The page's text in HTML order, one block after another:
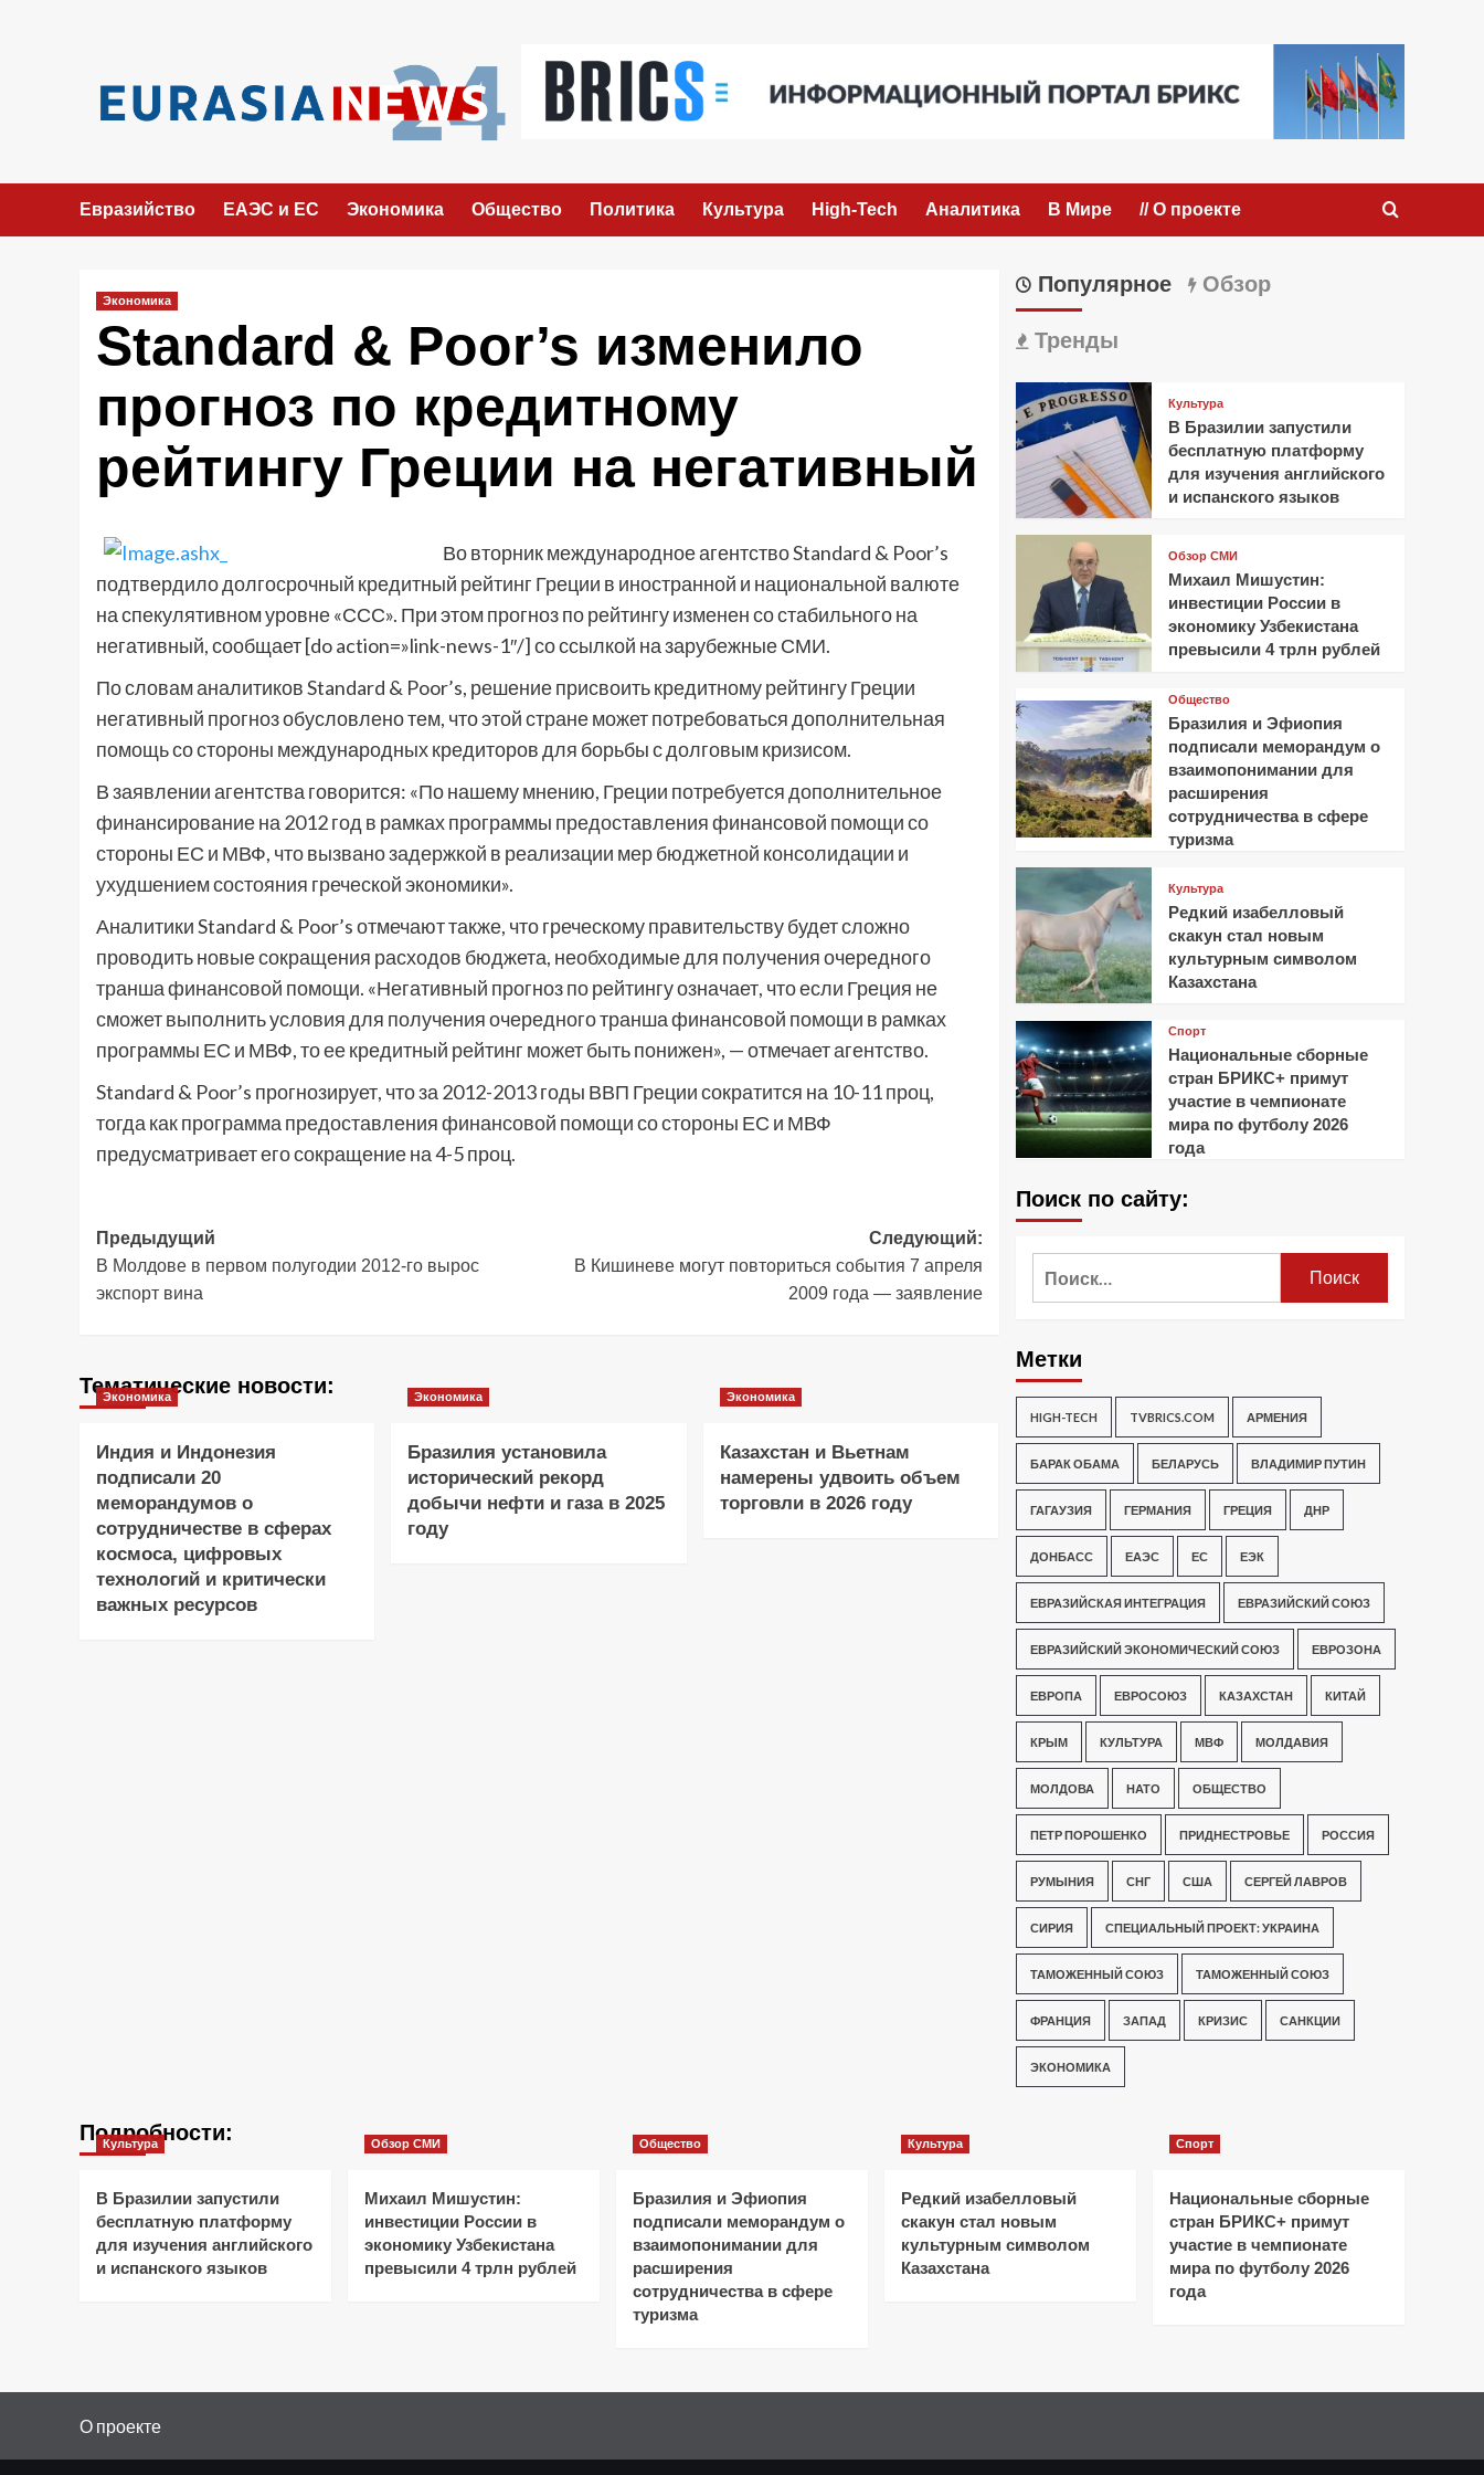
Евразийство ЕАЭС и ЕС Экономика Общество Политика Культура High-Tech Аналитика В Мире // О проекте
Экономика
Standard & Poor’s изменило
прогноз по кредитному
рейтингу Греции на негативный
Во вторник международное агентство Standard & Poor’s
подтвердило долгосрочный кредитный рейтинг Греции в иностранной и национальной валюте
на спекулятивном уровне «ССС». При этом прогноз по рейтингу изменен со стабильного на
негативный, сообщает [do action=»link-news-1″/] со ссылкой на зарубежные СМИ.
По словам аналитиков Standard & Poor’s, решение присвоить кредитному рейтингу Греции
негативный прогноз обусловлено тем, что этой стране может потребоваться дополнительная
помощь со стороны международных кредиторов для борьбы с долговым кризисом.
В заявлении агентства говорится: «По нашему мнению, Греции потребуется дополнительное
финансирование на 2012 год в рамках программы предоставления финансовой помощи со
стороны ЕС и МВФ, что вызвано задержкой в реализации мер бюджетной консолидации и
ухудшением состояния греческой экономики».
Аналитики Standard & Poor’s отмечают также, что греческому правительству будет сложно
проводить новые сокращения расходов бюджета, необходимые для получения очередного
транша финансовой помощи. «Негативный прогноз по рейтингу означает, что если Греция не
сможет выполнить условия для получения очередного транша финансовой помощи в рамках
программы ЕС и МВФ, то ее кредитный рейтинг может быть понижен», — отмечает агентство.
Standard & Poor’s прогнозирует, что за 2012-2013 годы ВВП Греции сократится на 10-11 проц,
тогда как программа предоставления финансовой помощи со стороны ЕС и МВФ
предусматривает его сокращение на 4-5 проц.
Навигация
записи
Предыдущий
В Молдове в первом полугодии 2012-го вырос
экспорт вина
Следующий:
В Кишиневе могут повториться события 7 апреля
2009 года — заявление
Тематические новости:
Экономика
Индия и Индонезия
подписали 20
меморандумов о
сотрудничестве в сферах
космоса, цифровых
технологий и критически
важных ресурсов
Экономика
Бразилия установила
исторический рекорд
добычи нефти и газа в 2025
году
Экономика
Казахстан и Вьетнам
намерены удвоить объем
торговли в 2026 году
Популярное Обзор
Тренды
Культура
В Бразилии запустили
бесплатную платформу
для изучения английского
и испанского языков
Обзор СМИ
Михаил Мишустин:
инвестиции России в
экономику Узбекистана
превысили 4 трлн рублей
Общество
Бразилия и Эфиопия
подписали меморандум о
взаимопонимании для
расширения
сотрудничества в сфере
туризма
Культура
Редкий изабелловый
скакун стал новым
культурным символом
Казахстана
Спорт
Национальные сборные
стран БРИКС+ примут
участие в чемпионате
мира по футболу 2026
года
Поиск по сайту:
Метки
HIGH-TECH TVBRICS.COM АРМЕНИЯ
БАРАК ОБАМА БЕЛАРУСЬ ВЛАДИМИР ПУТИН
ГАГАУЗИЯ ГЕРМАНИЯ ГРЕЦИЯ ДНР
ДОНБАСС ЕАЭС ЕС ЕЭК
ЕВРАЗИЙСКАЯ ИНТЕГРАЦИЯ ЕВРАЗИЙСКИЙ СОЮЗ
ЕВРАЗИЙСКИЙ ЭКОНОМИЧЕСКИЙ СОЮЗ ЕВРОЗОНА
ЕВРОПА ЕВРОСОЮЗ КАЗАХСТАН КИТАЙ
КРЫМ КУЛЬТУРА МВФ МОЛДАВИЯ
МОЛДОВА НАТО ОБЩЕСТВО
ПЕТР ПОРОШЕНКО ПРИДНЕСТРОВЬЕ РОССИЯ
РУМЫНИЯ СНГ США СЕРГЕЙ ЛАВРОВ
СИРИЯ СПЕЦИАЛЬНЫЙ ПРОЕКТ: УКРАИНА
ТАМОЖЕННЫЙ СОЮЗ ТАМОЖЕННЫЙ СОЮЗ
ФРАНЦИЯ ЗАПАД КРИЗИС САНКЦИИ
ЭКОНОМИКА
Подробности:
Культура
В Бразилии запустили
бесплатную платформу
для изучения английского
и испанского языков
Обзор СМИ
Михаил Мишустин:
инвестиции России в
экономику Узбекистана
превысили 4 трлн рублей
Общество
Бразилия и Эфиопия
подписали меморандум о
взаимопонимании для
расширения
сотрудничества в сфере
туризма
Культура
Редкий изабелловый
скакун стал новым
культурным символом
Казахстана
Спорт
Национальные сборные
стран БРИКС+ примут
участие в чемпионате
мира по футболу 2026
года
О проекте